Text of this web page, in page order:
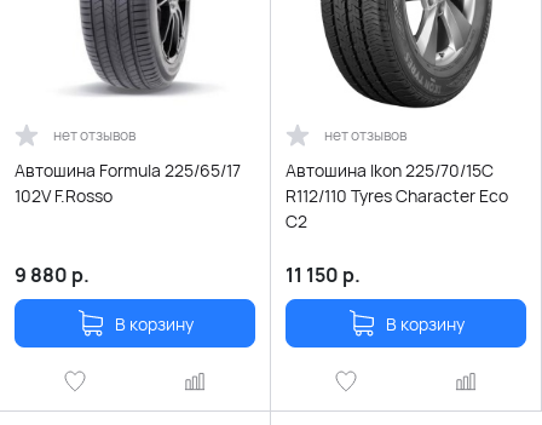
нет отзывов
Автошина Formula 225/65/17
102V F.Rosso
9 880 р.
В корзину
нет отзывов
Автошина Ikon 225/70/15C
R112/110 Tyres Character Eco
C2
11 150 р.
В корзину